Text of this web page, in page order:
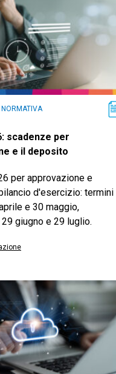
NORMATIVA
scadenze per
e il deposito
per approvazione e
d'esercizio: termini
e 30 maggio,
giugno e 29 luglio.